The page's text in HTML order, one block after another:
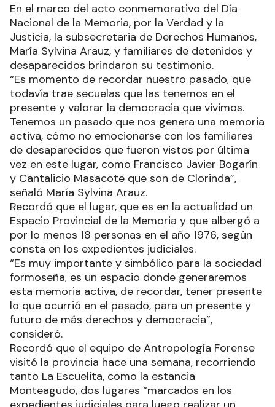
En el marco del acto conmemorativo del Día
Nacional de la Memoria, por la Verdad y la
Justicia, la subsecretaria de Derechos Humanos,
María Sylvina Arauz, y familiares de detenidos y
desaparecidos brindaron su testimonio.
“Es momento de recordar nuestro pasado, que
todavía trae secuelas que las tenemos en el
presente y valorar la democracia que vivimos.
Tenemos un pasado que nos genera una memoria
activa, cómo no emocionarse con los familiares
de desaparecidos que fueron vistos por última
vez en este lugar, como Francisco Javier Bogarín
y Cantalicio Masacote que son de Clorinda”,
señaló María Sylvina Arauz.
Recordó que el lugar, que es en la actualidad un
Espacio Provincial de la Memoria y que albergó a
por lo menos 18 personas en el año 1976, según
consta en los expedientes judiciales.
“Es muy importante y simbólico para la sociedad
formoseña, es un espacio donde generaremos
esta memoria activa, de recordar, tener presente
lo que ocurrió en el pasado, para un presente y
futuro de más derechos y democracia”,
consideró.
Recordó que el equipo de Antropología Forense
visitó la provincia hace una semana, recorriendo
tanto La Escuelita, como la estancia
Monteagudo, dos lugares “marcados en los